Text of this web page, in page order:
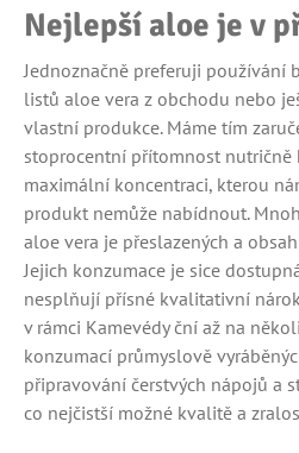
Nejlepší aloe je v
Jednoznačně preferuji používání
listů aloe vera z obchodu nebo
vlastní produkce. Máme tím
stoprocentní přítomnost nutričně
maximální koncentraci, kterou
produkt nemůže nabídnout.
aloe vera je přeslazených a
Jejich konzumace je sice
nesplňují přísné kvalitativní
v rámci Kamevédy ční až na
konzumací průmyslově
připravování čerstvých nápojů a
co nejčistší možné kvalitě a